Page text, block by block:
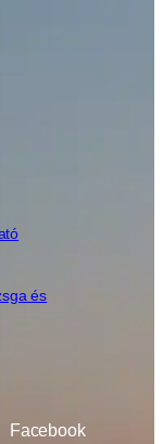
és
Facebook